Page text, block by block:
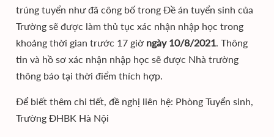
trúng tuyển như đã công bố trong Đề án tuyển sinh của
Trường sẽ được làm thủ tục xác nhận nhập học trong
khoảng thời gian trước 17 giờ ngày 10/8/2021. Thông
tin và hồ sơ xác nhận nhập học sẽ được Nhà trường
thông báo tại thời điểm thích hợp.
Để biết thêm chi tiết, đề nghị liên hệ: Phòng Tuyển sinh,
Trường ĐHBK Hà Nội